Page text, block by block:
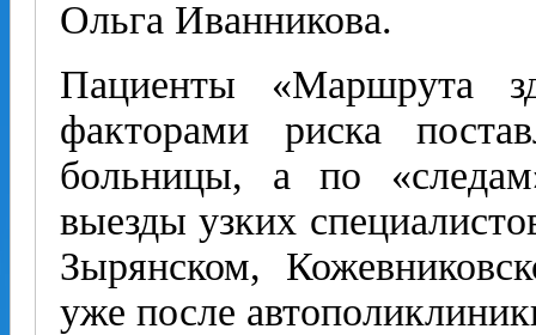
Ольга Иванникова.
Пациенты «Маршрута
факторами риска
больницы, а по
выезды узких
Зырянском,
уже после